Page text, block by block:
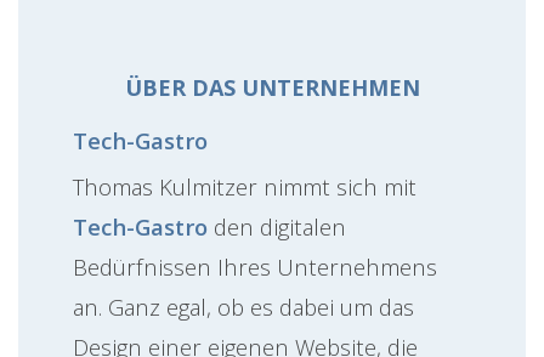
ÜBER DAS UNTERNEHMEN
Tech-Gastro
Thomas Kulmitzer nimmt sich mit
Tech-Gastro den digitalen
Bedürfnissen Ihres Unternehmens
an. Ganz egal, ob es dabei um das
Design einer eigenen Website, die